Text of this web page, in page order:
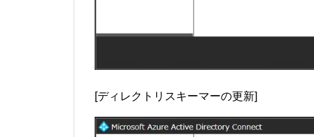
[ディレクトリスキーマーの更新]